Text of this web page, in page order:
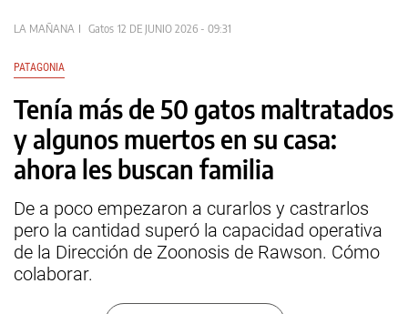
LA MAÑANA Gatos 12 DE JUNIO 2026 - 09:31
PATAGONIA
Tenía más de 50 gatos maltratados
y algunos muertos en su casa:
ahora les buscan familia
De a poco empezaron a curarlos y castrarlos
pero la cantidad superó la capacidad operativa
de la Dirección de Zoonosis de Rawson. Cómo
colaborar.